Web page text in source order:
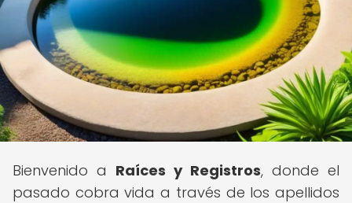
Bienvenido a Raíces y Registros, donde el
pasado cobra vida a través de los apellidos